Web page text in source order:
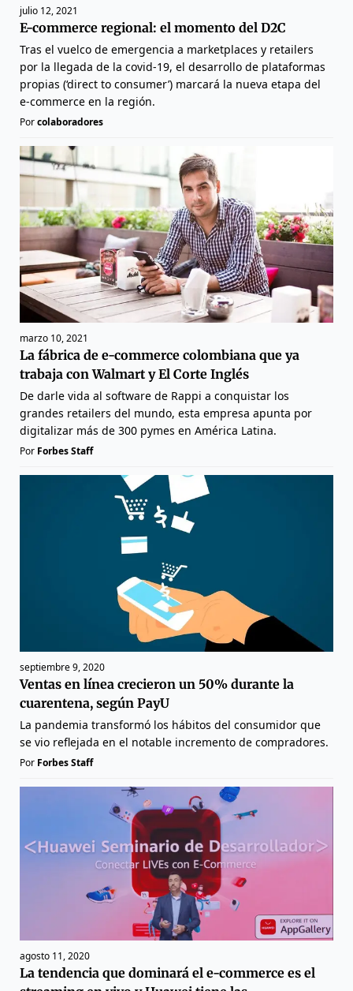
julio 12, 2021
E-commerce regional: el momento del D2C
Tras el vuelco de emergencia a marketplaces y retailers
por la llegada de la covid-19, el desarrollo de plataformas
propias (‘direct to consumer’) marcará la nueva etapa del
e-commerce en la región.
Porcolaboradores
marzo 10, 2021
La fábrica de e-commerce colombiana que ya
trabaja con Walmart y El Corte Inglés
De darle vida al software de Rappi a conquistar los
grandes retailers del mundo, esta empresa apunta por
digitalizar más de 300 pymes en América Latina.
Por Forbes Staff
septiembre 9, 2020
Ventas en línea crecieron un 50% durante la
cuarentena, según PayU
La pandemia transformó los hábitos del consumidor que
se vio reflejada en el notable incremento de compradores.
Por Forbes Staff
agosto 11, 2020
La tendencia que dominará el e-commerce es el